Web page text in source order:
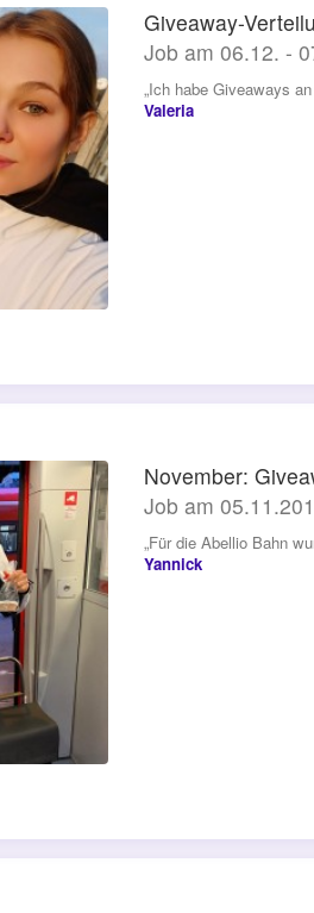
Giveaway-
Job am 06.12. -
„Ich habe Giveaways
Valeria
November:
Job am
„Für die Abellio Bahn
Yannick